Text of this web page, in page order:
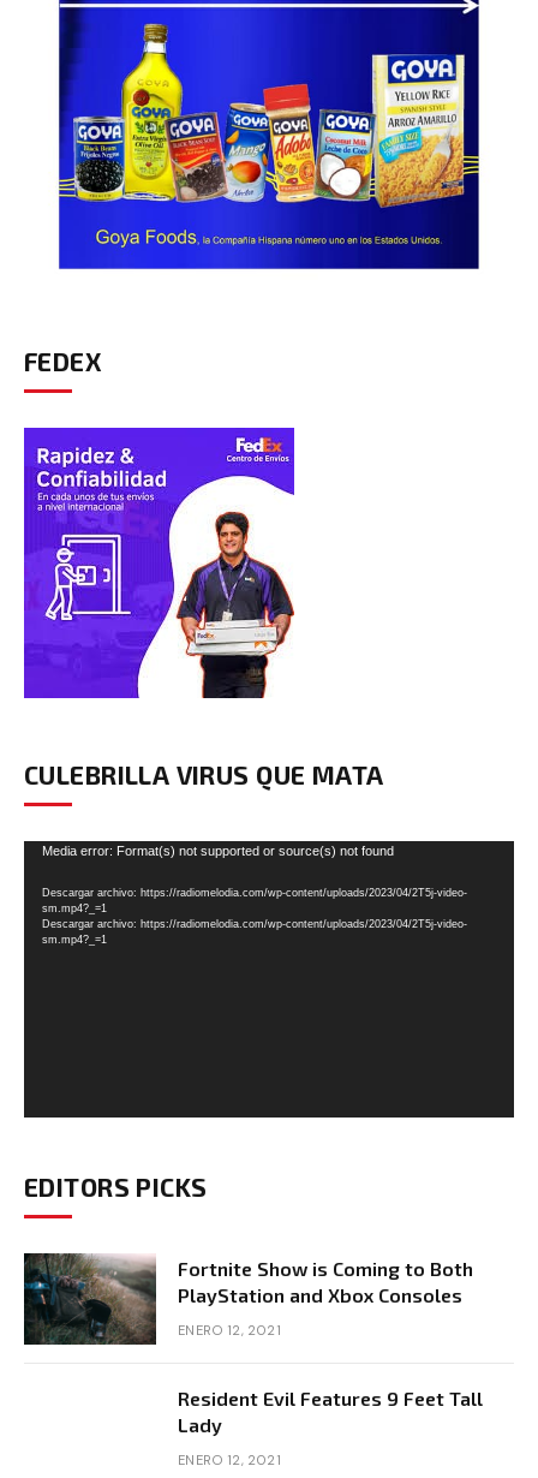
FEDEX
CULEBRILLA VIRUS QUE MATA
Reproductor
vídeo
Media error: Format(s) not supported or source(s) not found
Descargar archivo: https://radiomelodia.com/wp-content/uploads/2023/04/2T5j-video-
sm.mp4?_=1
Descargar archivo: https://radiomelodia.com/wp-content/uploads/2023/04/2T5j-video-
sm.mp4?_=1
EDITORS PICKS
Fortnite Show is Coming to Both
PlayStation and Xbox Consoles
ENERO 12, 2021
Resident Evil Features 9 Feet Tall
Lady
ENERO 12, 2021